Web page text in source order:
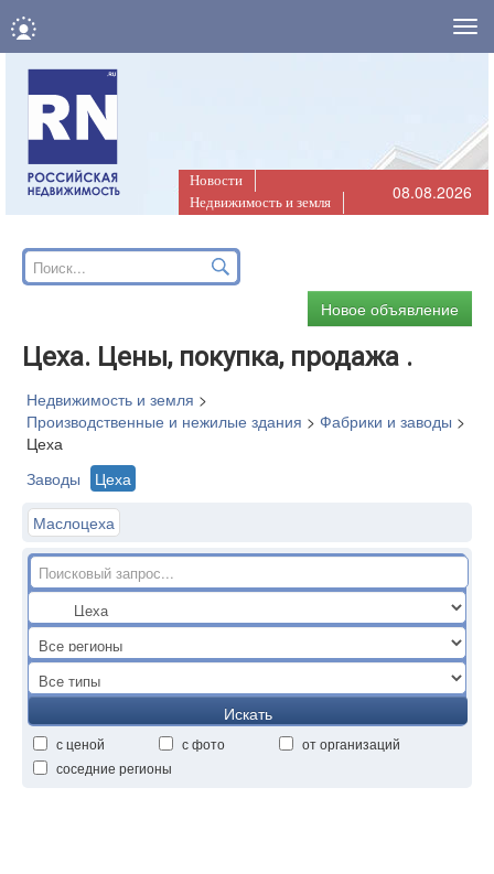
Новости
Недвижимость и земля
08.08.2026
Новое объявление
Цеха. Цены, покупка, продажа .
Недвижимость и земля >
Производственные и нежилые здания > Фабрики и заводы >
Цеха
Заводы
Цеха
Маслоцеха
Искать
с ценой с фото
от организаций
соседние регионы